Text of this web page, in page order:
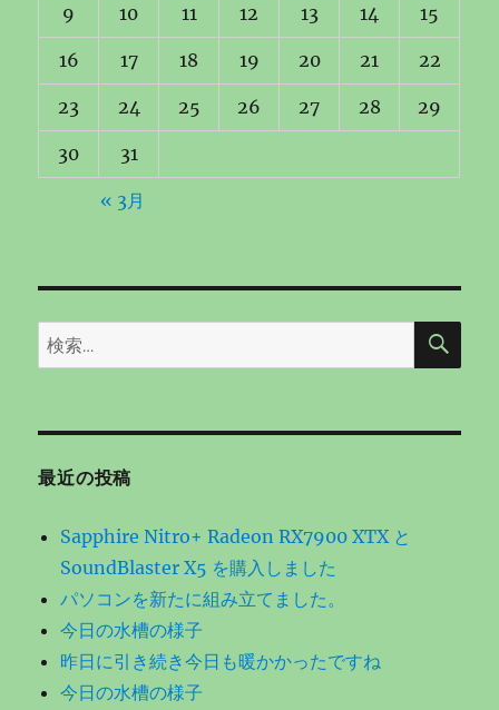
9 10 11 12 13 14 15
16 17 18 19 20 21 22
23 24 25 26 27 28 29
30 31
« 3月
検
索:
検
最近の投稿
Sapphire Nitro+ Radeon RX7900 XTX と
SoundBlaster X5 を購入しました
パソコンを新たに組み立てました。
今日の水槽の様子
昨日に引き続き今日も暖かかったですね
今日の水槽の様子